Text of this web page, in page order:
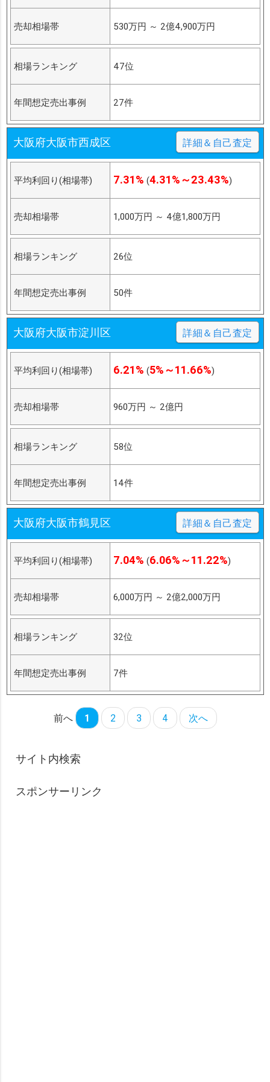
売却相場帯 530万円 ～ 2億4,900万円
相場ランキング 47位
年間想定売出事例 27件
大阪府大阪市西成区 詳細＆自己査定
平均利回り(相場帯) 7.31% (4.31%～23.43%)
売却相場帯 1,000万円 ～ 4億1,800万円
相場ランキング 26位
年間想定売出事例 50件
大阪府大阪市淀川区 詳細＆自己査定
平均利回り(相場帯) 6.21% (5%～11.66%)
売却相場帯 960万円 ～ 2億円
相場ランキング 58位
年間想定売出事例 14件
大阪府大阪市鶴見区 詳細＆自己査定
平均利回り(相場帯) 7.04% (6.06%～11.22%)
売却相場帯 6,000万円 ～ 2億2,000万円
相場ランキング 32位
年間想定売出事例 7件
前へ 1 2 3 4 次へ
サイト内検索
スポンサーリンク